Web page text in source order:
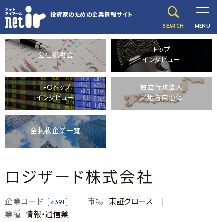
投資家のための企業情報サイト
SEARCH MENU
会社説明会
トップ
インタビュー
IPOトップ
インタビュー
独立行政法人
／地方自治体
全掲載企業一覧
ロジザード株式会社
企業コード 4391 市場
東証グロース
業種
情報・通信業